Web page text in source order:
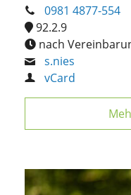
0981 4877-554
92.2.9
nach
s.nies
vCard